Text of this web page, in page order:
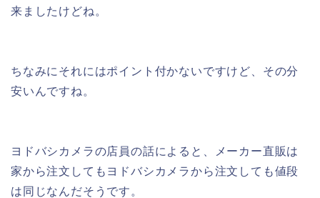
来ましたけどね。
ちなみにそれにはポイント付かないですけど、その分
安いんですね。
ヨドバシカメラの店員の話によると、メーカー直販は
家から注文してもヨドバシカメラから注文しても値段
は同じなんだそうです。